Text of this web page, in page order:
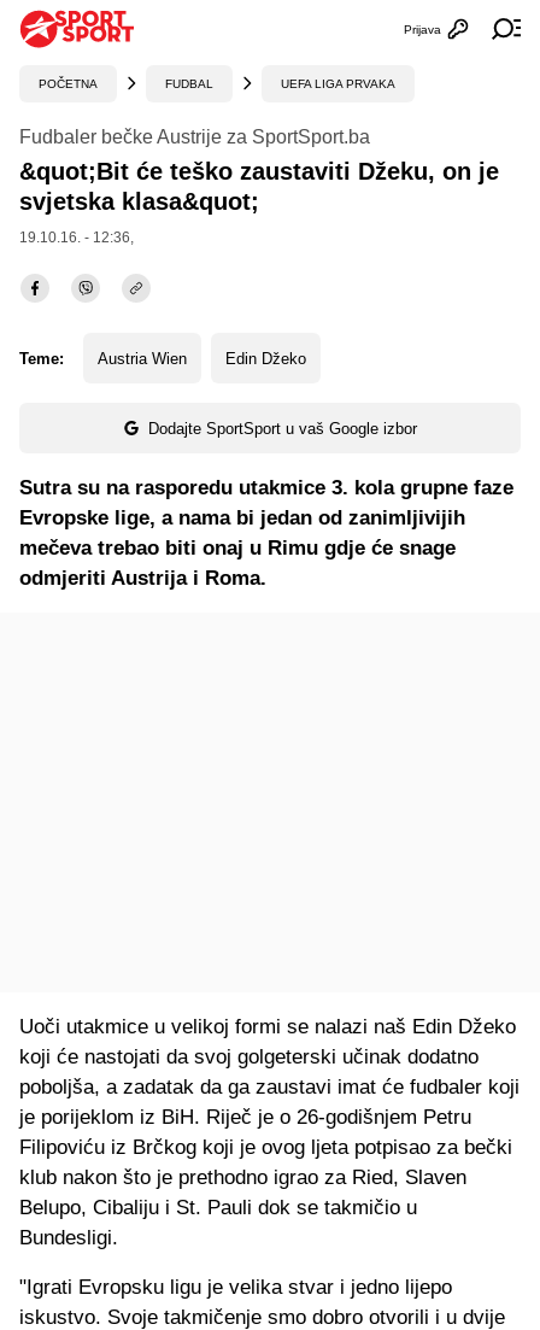
Otvori
Prijava
POČETNA FUDBAL UEFA LIGA PRVAKA
Fudbaler bečke Austrije za SportSport.ba
&quot;Bit će teško zaustaviti Džeku, on je
svjetska klasa&quot;
19.10.16. - 12:36,
Teme: Austria Wien Edin Džeko
Dodajte SportSport u vaš Google izbor
Sutra su na rasporedu utakmice 3. kola grupne faze
Evropske lige, a nama bi jedan od zanimljivijih
mečeva trebao biti onaj u Rimu gdje će snage
odmjeriti Austrija i Roma.
Uoči utakmice u velikoj formi se nalazi naš Edin Džeko
koji će nastojati da svoj golgeterski učinak dodatno
poboljša, a zadatak da ga zaustavi imat će fudbaler koji
je porijeklom iz BiH. Riječ je o 26-godišnjem Petru
Filipoviću iz Brčkog koji je ovog ljeta potpisao za bečki
klub nakon što je prethodno igrao za Ried, Slaven
Belupo, Cibaliju i St. Pauli dok se takmičio u
Bundesligi.
"Igrati Evropsku ligu je velika stvar i jedno lijepo
iskustvo. Svoje takmičenje smo dobro otvorili i u dvije